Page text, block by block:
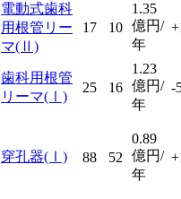
電動式歯科
用根管リー
マ(Ⅱ)
17 10
1.35
億円/
年
歯科用根管
リーマ(Ⅰ)
25 16
1.23
億円/
年
-
穿孔器(Ⅰ) 88 52
0.89
億円/
年